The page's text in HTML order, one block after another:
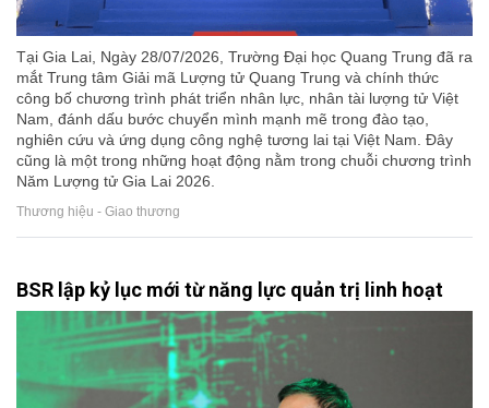
Tại Gia Lai, Ngày 28/07/2026, Trường Đại học Quang Trung đã ra
mắt Trung tâm Giải mã Lượng tử Quang Trung và chính thức
công bố chương trình phát triển nhân lực, nhân tài lượng tử Việt
Nam, đánh dấu bước chuyển mình mạnh mẽ trong đào tạo,
nghiên cứu và ứng dụng công nghệ tương lai tại Việt Nam. Đây
cũng là một trong những hoạt động nằm trong chuỗi chương trình
Năm Lượng tử Gia Lai 2026.
Thương hiệu - Giao thương
BSR lập kỷ lục mới từ năng lực quản trị linh hoạt